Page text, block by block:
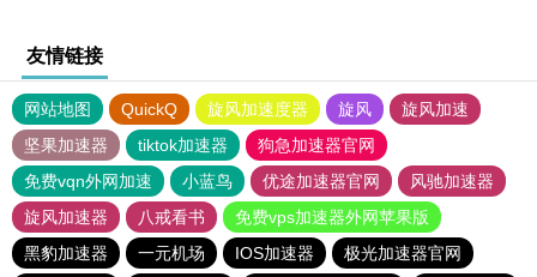
友情链接
网站地图 QuickQ 旋风加速度器 旋风
旋风加速
坚果加速器
tiktok加速器
狗急加速器官网
免费vqn外网加速
小蓝鸟 优途加速器官网
风驰加速器
旋风加速器
八戒看书
免费vps加速器外网苹果版
黑豹加速器
一元机场 IOS加速器 极光加速器官网